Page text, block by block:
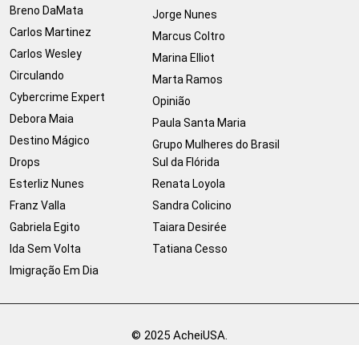
Breno DaMata
Carlos Martinez
Carlos Wesley
Circulando
Cybercrime Expert
Debora Maia
Destino Mágico
Drops
Esterliz Nunes
Franz Valla
Gabriela Egito
Ida Sem Volta
Imigração Em Dia
Jorge Nunes
Marcus Coltro
Marina Elliot
Marta Ramos
Opinião
Paula Santa Maria
Grupo Mulheres do Brasil
Sul da Flórida
Renata Loyola
Sandra Colicino
Taiara Desirée
Tatiana Cesso
© 2025 AcheiUSA.